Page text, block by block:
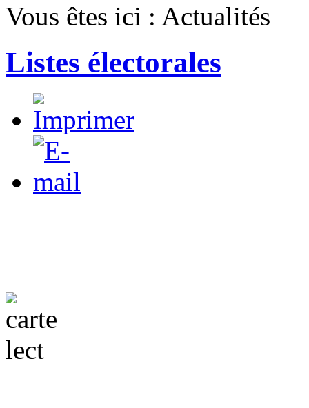
Vous êtes ici : Actualités
Listes électorales